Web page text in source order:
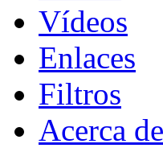
Vídeos
Enlaces
Filtros
Acerca de